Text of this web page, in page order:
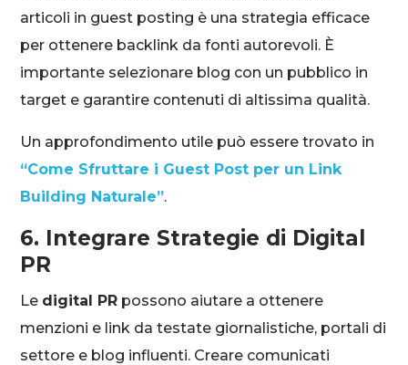
articoli in guest posting è una strategia efficace
per ottenere backlink da fonti autorevoli. È
importante selezionare blog con un pubblico in
target e garantire contenuti di altissima qualità.
Un approfondimento utile può essere trovato in
“Come Sfruttare i Guest Post per un Link
Building Naturale”.
6. Integrare Strategie di Digital
PR
Le digital PR possono aiutare a ottenere
menzioni e link da testate giornalistiche, portali di
settore e blog influenti. Creare comunicati